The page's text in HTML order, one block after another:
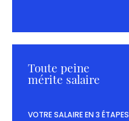
Toute peine
mérite salaire
VOTRE SALAIRE EN 3 ÉTAPES